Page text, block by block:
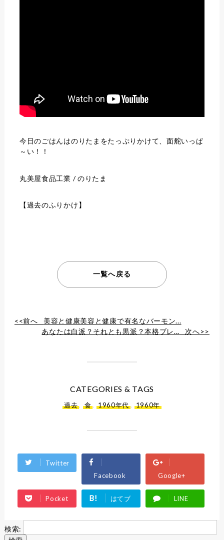
今日のごはんはのりたまをたっぷりかけて、面舵いっぱ
～い！！
丸美屋食品工業 / のりたま
【過去のふりかけ】
一覧へ戻る
<<前へ 美容と健康美容と健康で有名なバーモン...
あなたは白派？それとも黒派？本格ブレ... 次へ>>
CATEGORIES & TAGS
過去 , 食 , 1960年代 , 1960年
Twitter
Facebook
Google+
Pocket B! はてブ LINE
検索: